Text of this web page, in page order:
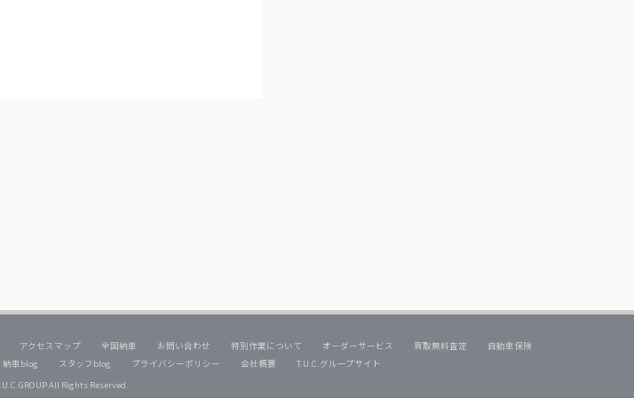
アクセスマップ 全国納車 お問い合わせ 特別作業について オーダーサービス 買取無料査定
自動車保険
納車blog スタッフblog プライバシーポリシー 会社概要
T.U.C.グループサイト
All Rights Reserved.